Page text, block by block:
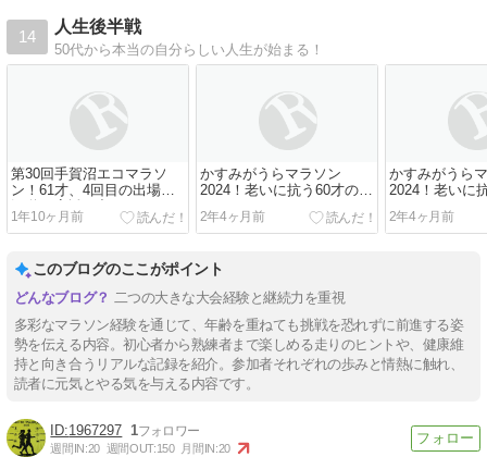
14
人生後半戦
50代から本当の自分らしい人生が始まる！
第30回手賀沼エコマラソ
ン！61才、4回目の出場！
沿道の応援を力に…
1年10ヶ月前
かすみがうらマラソン
2024！老いに抗う60才の春
マラソン！
2年4ヶ月前
かすみがうら
2024！老いに
マラソン！
2年4ヶ月前
このブログのここがポイント
二つの大きな大会経験と継続力を重視
多彩なマラソン経験を通じて、年齢を重ねても挑戦を恐れずに前進する姿
勢を伝える内容。初心者から熟練者まで楽しめる走りのヒントや、健康維
持と向き合うリアルな記録を紹介。参加者それぞれの歩みと情熱に触れ、
読者に元気とやる気を与える内容です。
1967297 1
週間IN:20 週間OUT:150 月間IN:20